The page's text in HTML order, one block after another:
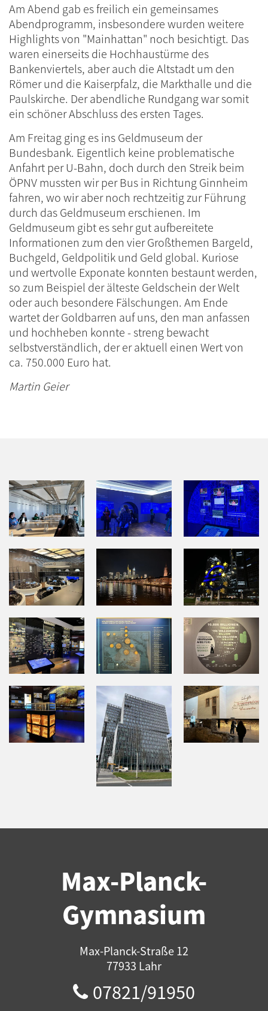
Am Abend gab es freilich ein gemeinsames
Abendprogramm, insbesondere wurden weitere
Highlights von "Mainhattan" noch besichtigt. Das
waren einerseits die Hochhaustürme des
Bankenviertels, aber auch die Altstadt um den
Römer und die Kaiserpfalz, die Markthalle und die
Paulskirche. Der abendliche Rundgang war somit
ein schöner Abschluss des ersten Tages.
Am Freitag ging es ins Geldmuseum der
Bundesbank. Eigentlich keine problematische
Anfahrt per U-Bahn, doch durch den Streik beim
ÖPNV mussten wir per Bus in Richtung Ginnheim
fahren, wo wir aber noch rechtzeitig zur Führung
durch das Geldmuseum erschienen. Im
Geldmuseum gibt es sehr gut aufbereitete
Informationen zum den vier Großthemen Bargeld,
Buchgeld, Geldpolitik und Geld global. Kuriose
und wertvolle Exponate konnten bestaunt werden,
so zum Beispiel der älteste Geldschein der Welt
oder auch besondere Fälschungen. Am Ende
wartet der Goldbarren auf uns, den man anfassen
und hochheben konnte - streng bewacht
selbstverständlich, der er aktuell einen Wert von
ca. 750.000 Euro hat.
Martin Geier
Max-Planck-
Gymnasium
Max-Planck-Straße 12
77933 Lahr
07821/91950